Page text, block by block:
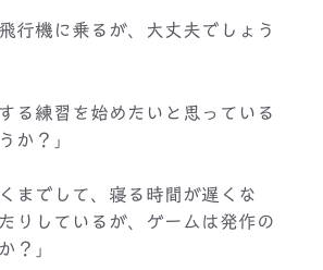
行機に乗るが、大丈夫でしょう
る練習を始めたいと思っている
か？」
までして、寝る時間が遅くな
りしているが、ゲームは発作の
？」